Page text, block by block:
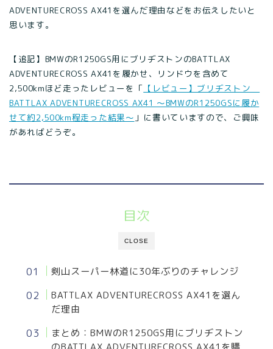
ADVENTURECROSS AX41を選んだ理由などをお伝えしたいと
思います。
【追記】BMWのR1250GS用にブリヂストンのBATTLAX
ADVENTURECROSS AX41を履かせ、リンドウを含めて
2,500kmほど走ったレビューを「 【レビュー】ブリヂストン
BATTLAX ADVENTURECROSS AX41 ～BMWのR1250GSに履か
せて約2,500km程走った結果～ 」に書いていますので、ご興味
があればどうぞ。
CLOSE
目次
剣山スーパー林道に30年ぶりのチャレンジ
BATTLAX ADVENTURECROSS AX41を選ん
だ理由
まとめ：BMWのR1250GS用にブリヂストン